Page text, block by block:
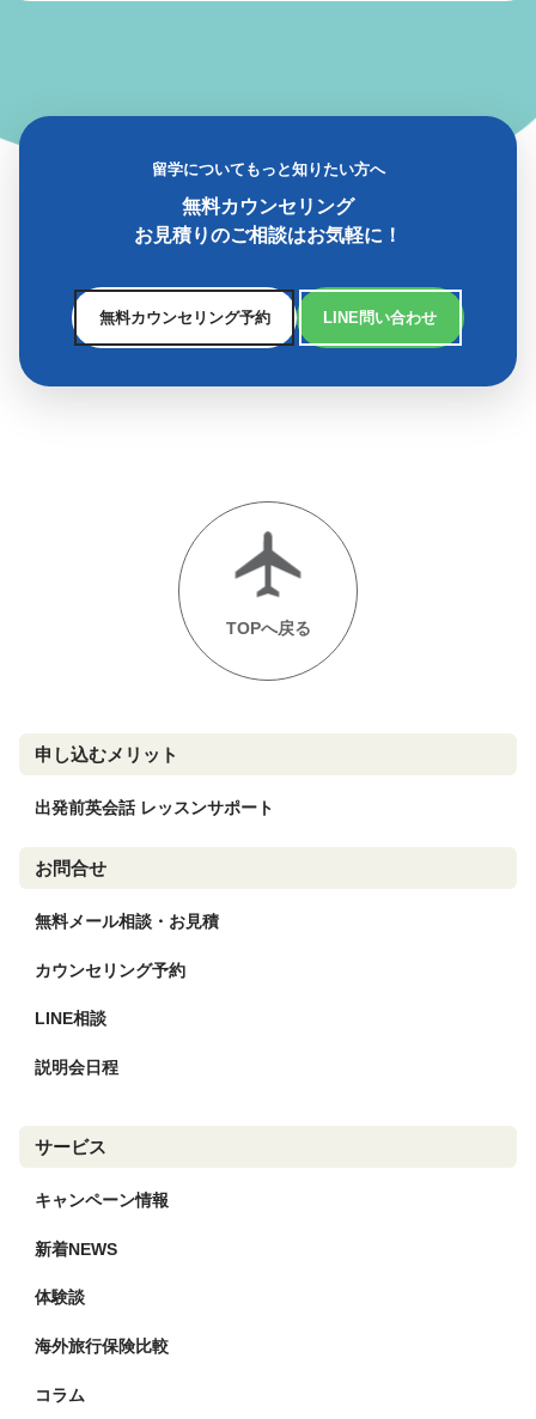
留学についてもっと知りたい方へ
無料カウンセリング
お見積りのご相談はお気軽に！
無料カウンセリング予約 LINE問い合わせ
TOPへ戻る
申し込むメリット
出発前英会話 レッスンサポート
お問合せ
無料メール相談・お見積
カウンセリング予約
LINE相談
説明会日程
サービス
キャンペーン情報
新着NEWS
体験談
海外旅行保険比較
コラム